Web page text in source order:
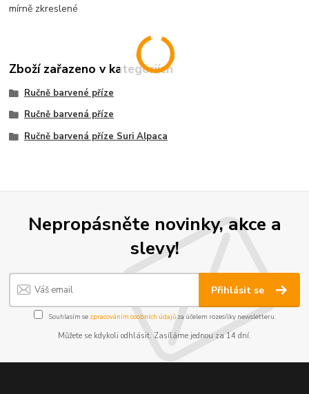
mírně zkreslené
Zboží zařazeno v kategoriích
Ručně barvené příze
Ručně barvená příze
Ručně barvená příze Suri Alpaca
Nepropásněte novinky, akce a
slevy!
Přihlásit se
Souhlasím se zpracováním osobních údajůza účelem rozesílky newsletteru.
Můžete se kdykoli odhlásit. Zasíláme jednou za 14 dní.